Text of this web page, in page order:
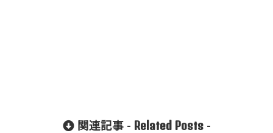
関連記事 - Related Posts-